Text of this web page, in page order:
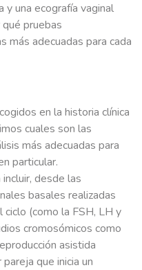
y una ecografía vaginal
pruebas
más adecuadas para cada
en la historia clínica
cuales son las
más adecuadas para
particular.
desde las
basales realizadas
ciclo (como la FSH, LH y
cromosómicos como
asistida
que inicia un